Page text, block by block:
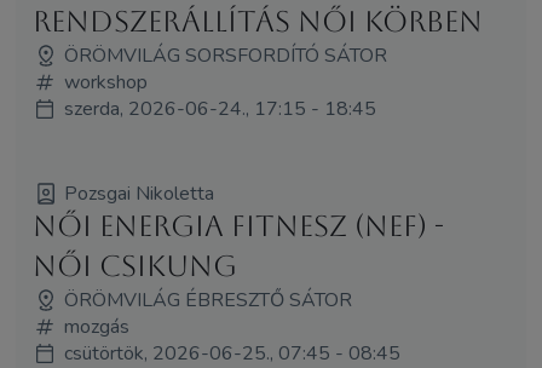
Rendszerállítás Női Körben
ÖRÖMVILÁG SORSFORDÍTÓ SÁTOR
workshop
szerda, 2026-06-24., 17:15 - 18:45
Pozsgai Nikoletta
Női Energia Fitnesz (NEF) -
Női Csikung
ÖRÖMVILÁG ÉBRESZTŐ SÁTOR
mozgás
csütörtök, 2026-06-25., 07:45 - 08:45